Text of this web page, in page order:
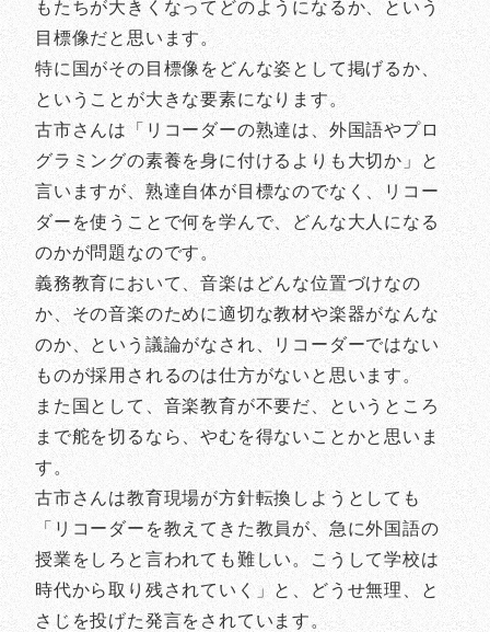
もたちが大きくなってどのようになるか、という
目標像だと思います。
特に国がその目標像をどんな姿として掲げるか、
ということが大きな要素になります。
古市さんは「リコーダーの熟達は、外国語やプロ
グラミングの素養を身に付けるよりも大切か」と
言いますが、熟達自体が目標なのでなく、リコー
ダーを使うことで何を学んで、どんな大人になる
のかが問題なのです。
義務教育において、音楽はどんな位置づけなの
か、その音楽のために適切な教材や楽器がなんな
のか、という議論がなされ、リコーダーではない
ものが採用されるのは仕方がないと思います。
また国として、音楽教育が不要だ、というところ
まで舵を切るなら、やむを得ないことかと思いま
す。
古市さんは教育現場が方針転換しようとしても
「リコーダーを教えてきた教員が、急に外国語の
授業をしろと言われても難しい。こうして学校は
時代から取り残されていく」と、どうせ無理、と
さじを投げた発言をされています。